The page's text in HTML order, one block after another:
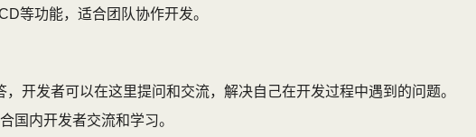
等功能，适合团队协作开发。
开发者可以在这里提问和交流，解决自己在开发过程中遇到的问题。
国内开发者交流和学习。